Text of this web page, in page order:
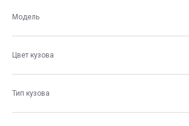
Модель
Цвет кузова
Тип кузова